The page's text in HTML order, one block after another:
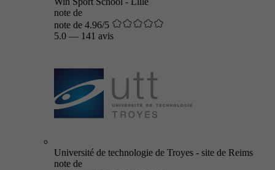
note de
note de 4.96/5
5.0 — 141 avis
Université de technologie de Troyes - site de Reims
note de